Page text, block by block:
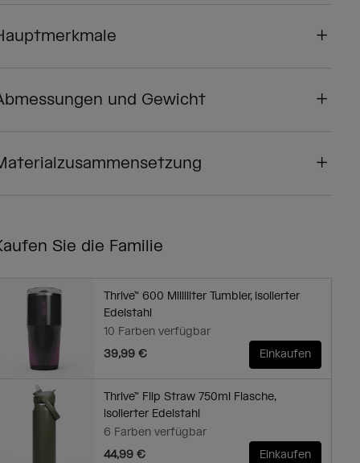
und Gewicht
Sie die Familie
Thrive™ 600 Milliliter Tumbler, isolierter
Edelstahl
10 Farben verfügbar
39,99 €
Einkaufen
Thrive™ Flip Straw 750ml Flasche,
isolierter Edelstahl
6 Farben verfügbar
44,99 €
Einkaufen